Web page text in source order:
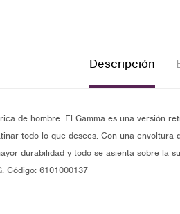
Descripción
de hombre. El Gamma es una versión
todo lo que desees. Con una
durabilidad y todo se asienta sobre la
Código: 6101000137